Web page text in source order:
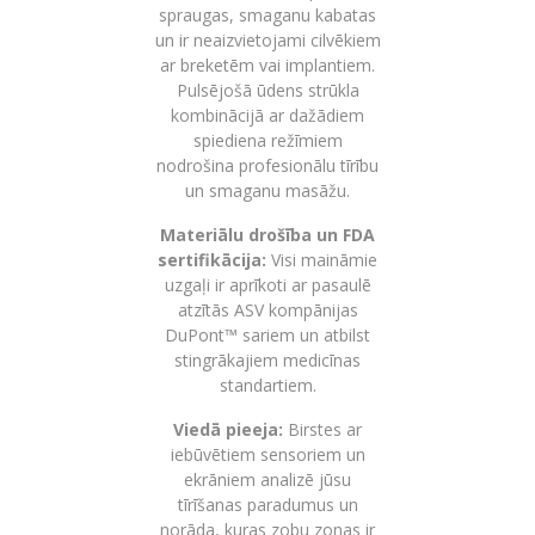
spraugas, smaganu kabatas
un ir neaizvietojami cilvēkiem
ar breketēm vai implantiem.
Pulsējošā ūdens strūkla
kombinācijā ar dažādiem
spiediena režīmiem
nodrošina profesionālu tīrību
un smaganu masāžu.
Materiālu drošība un FDA
sertifikācija: Visi maināmie
uzgaļi ir aprīkoti ar pasaulē
atzītās ASV kompānijas
DuPont™ sariem un atbilst
stingrākajiem medicīnas
standartiem.
Viedā pieeja: Birstes ar
iebūvētiem sensoriem un
ekrāniem analizē jūsu
tīrīšanas paradumus un
norāda, kuras zobu zonas ir